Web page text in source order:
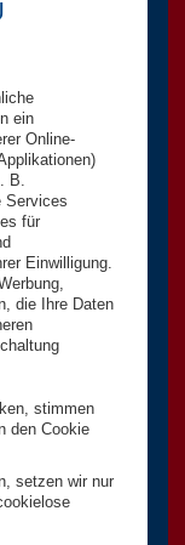
ein
Online-
B.
Services
für
Einwilligung.
die Ihre Daten
stimmen
den Cookie
setzen wir nur